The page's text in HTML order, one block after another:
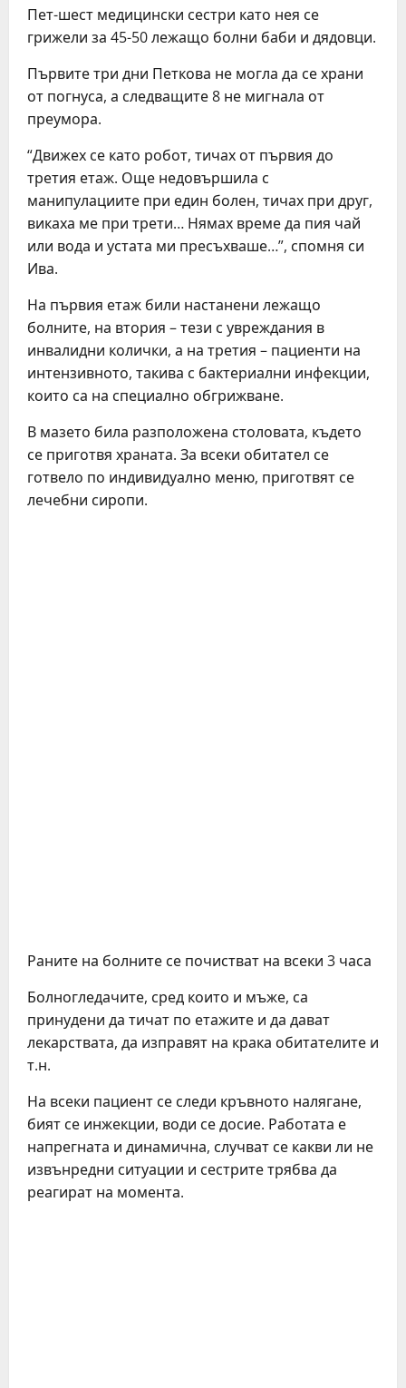
Пет-шест медицински сестри като нея се
грижели за 45-50 лежащо болни баби и дядовци.
Първите три дни Петкова не могла да се храни
от погнуса, а следващите 8 не мигнала от
преумора.
“Движех се като робот, тичах от първия до
третия етаж. Още недовършила с
манипулациите при един болен, тичах при друг,
викаха ме при трети… Нямах време да пия чай
или вода и устата ми пресъхваше…”, спомня си
Ива.
На първия етаж били настанени лежащо
болните, на втория – тези с увреждания в
инвалидни колички, а на третия – пациенти на
интензивното, такива с бактериални инфекции,
които са на специално обгрижване.
В мазето била разположена столовата, където
се приготвя храната. За всеки обитател се
готвело по индивидуално меню, приготвят се
лечебни сиропи.
Раните на болните се почистват на всеки 3 часа
Болногледачите, сред които и мъже, са
принудени да тичат по етажите и да дават
лекарствата, да изправят на крака обитателите и
т.н.
На всеки пациент се следи кръвното налягане,
бият се инжекции, води се досие. Работата е
напрегната и динамична, случват се какви ли не
извънредни ситуации и сестрите трябва да
реагират на момента.